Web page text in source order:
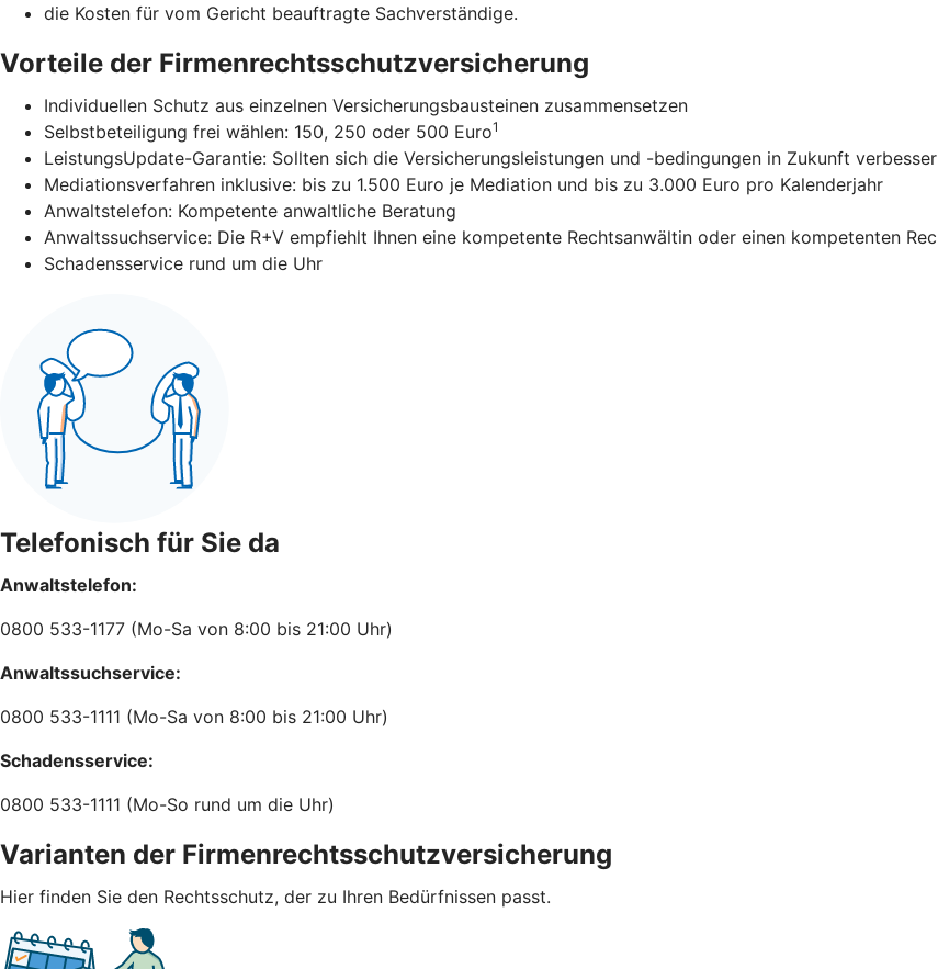
die Kosten für vom Gericht beauftragte Sachverständige.
Vorteile der Firmenrechtsschutzversicherung
Individuellen Schutz aus einzelnen Versicherungsbausteinen zusammensetzen
Selbstbeteiligung frei wählen: 150, 250 oder 500 Euro1
LeistungsUpdate-Garantie: Sollten sich die Versicherungsleistungen und -bedingungen in Zukunft
Mediationsverfahren inklusive: bis zu 1.500 Euro je Mediation und bis zu 3.000 Euro pro Kalenderjahr
Anwaltstelefon: Kompetente anwaltliche Beratung
Anwaltssuchservice: Die R+V empfiehlt Ihnen eine kompetente Rechtsanwältin oder einen kompetenten
Schadensservice rund um die Uhr
Telefonisch für Sie da
Anwaltstelefon:
0800 533-1177 (Mo-Sa von 8:00 bis 21:00 Uhr)
Anwaltssuchservice:
0800 533-1111 (Mo-Sa von 8:00 bis 21:00 Uhr)
Schadensservice:
0800 533-1111 (Mo-So rund um die Uhr)
Varianten der Firmenrechtsschutzversicherung
Hier finden Sie den Rechtsschutz, der zu Ihren Bedürfnissen passt.